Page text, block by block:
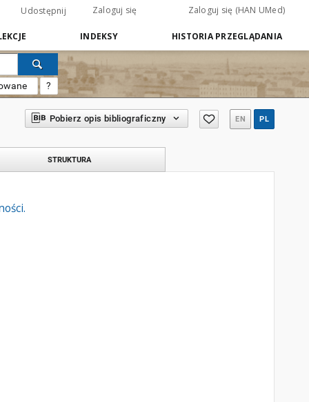
Udostępnij Zaloguj się Zaloguj się (HAN UMed)
INDEKSY HISTORIA PRZEGLĄDANIA
?
Pobierz opis bibliograficzny EN PL
STRUKTURA